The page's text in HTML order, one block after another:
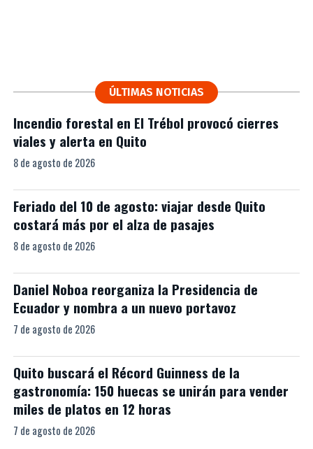
ÚLTIMAS NOTICIAS
Incendio forestal en El Trébol provocó cierres
viales y alerta en Quito
8 de agosto de 2026
Feriado del 10 de agosto: viajar desde Quito
costará más por el alza de pasajes
8 de agosto de 2026
Daniel Noboa reorganiza la Presidencia de
Ecuador y nombra a un nuevo portavoz
7 de agosto de 2026
Quito buscará el Récord Guinness de la
gastronomía: 150 huecas se unirán para vender
miles de platos en 12 horas
7 de agosto de 2026